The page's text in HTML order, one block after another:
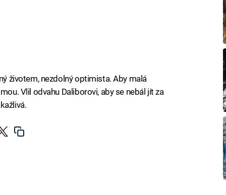
životem, nezdolný optimista. Aby malá
Vlil odvahu Daliborovi, aby se nebál jít za